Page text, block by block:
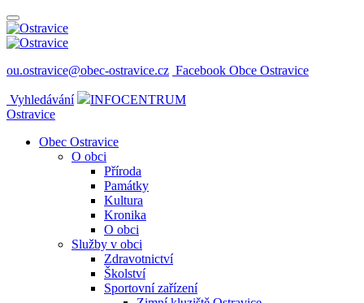
ou.ostravice@obec-ostravice.cz Facebook Obce Ostravice
Vyhledávání
INFOCENTRUM
Ostravice
Obec Ostravice
O obci
Příroda
Památky
Kultura
Kronika
O obci
Služby v obci
Zdravotnictví
Školství
Sportovní zařízení